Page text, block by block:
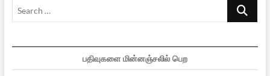
Search
பதிவுகளை மின்னஞ்சலில் பெற